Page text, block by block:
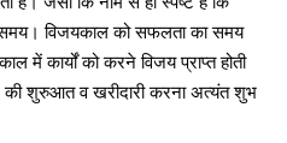
विजयकाल को सफलता का समय
में कार्यों को करने विजय प्राप्त होती
की शुरुआत व खरीदारी करना अत्यंत शुभ